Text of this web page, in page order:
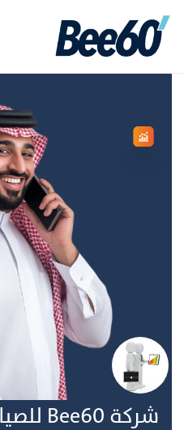
ﺷﺮﻛﺔ Bee60 ﻟﻠﺼﻴﺎﻧﺔ واﻟﻨﻈﺎفة